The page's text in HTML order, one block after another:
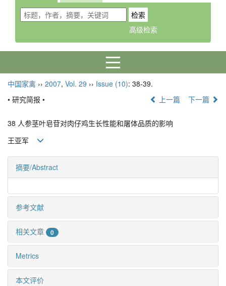
中国家禽 ›› 2007, Vol. 29 ›› Issue (10): 38-39.
• 研究简报 •
上一篇 下一篇
38 人参茎叶皂苷对肉仔鸡生长性能和屠体品质的影响
王亚军
摘要/Abstract
参考文献
相关文章 0
Metrics
本文评价